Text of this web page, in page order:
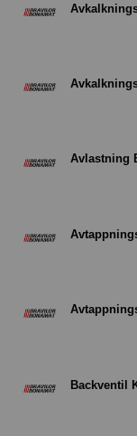
Avlastning
Backventil